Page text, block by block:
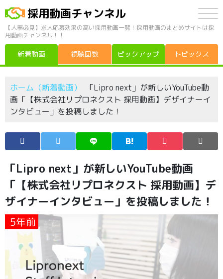
採用動画チャンネル
【人事必見】求人応募効果の高い採用動画一覧！採用動画のまとめサイトは採
用動画チャンネル！！
新着動画 視聴回数 ピックアップ トピックス
ホーム（新着動画）
「Lipro next」が新しいYouTube動
画「【株式会社リプロネクスト 採用動画】デザイナーイ
ンタビュー」を投稿しました！
「Lipro next」が新しいYouTube動画
「【株式会社リプロネクスト 採用動画】デ
ザイナーインタビュー」を投稿しました！
5年前